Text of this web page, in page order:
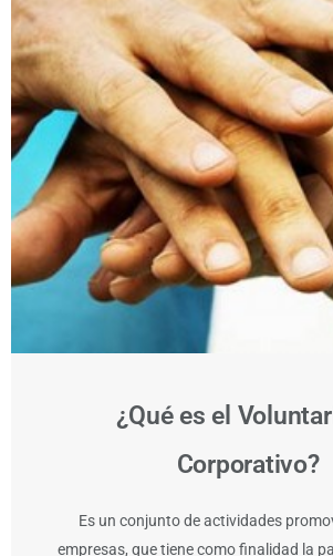
¿Qué es el
Corporativo?
Es un conjunto de actividades
empresas, que tiene como finalidad la